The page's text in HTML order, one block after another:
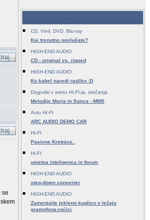
se
CD, Vinil, DVD, Blu-ray
Kaj trenutno poslušate?
HIGH-END AUDIO
CD - original vs. ripped
HIGH-END AUDIO
Ko kabel naredi razliko :D
Dogodki v svetu HI-FI-ja, srečanja
Melodije Morja in Sonca - MMS
Avto HI-FI
ARC AUDIO DEMO CAR
HI-FI
Pasivne Kretnice..
HI-FI
umetna inteligenca in forum
HIGH-END AUDIO
step-down converter
HIGH-END AUDIO
Zamenjajte jekleno kuglico v ležaju
gramofona-roćici